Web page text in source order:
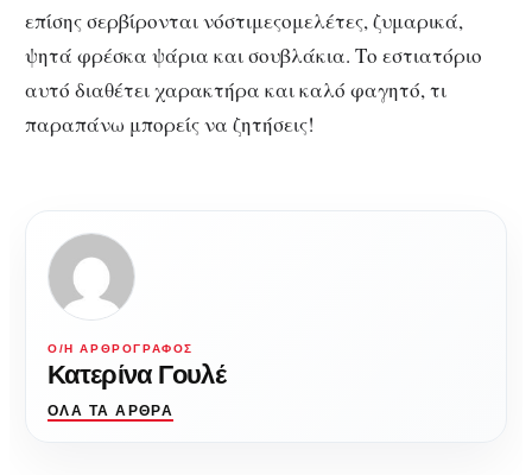
επίσης σερβίρονται νόστιμεςομελέτες, ζυμαρικά,
ψητά φρέσκα ψάρια και σουβλάκια. Το εστιατόριο
αυτό διαθέτει χαρακτήρα και καλό φαγητό, τι
παραπάνω μπορείς να ζητήσεις!
Ο/Η ΑΡΘΡΟΓΡΆΦΟΣ
Κατερίνα Γουλέ
ΌΛΑ ΤΑ ΆΡΘΡΑ